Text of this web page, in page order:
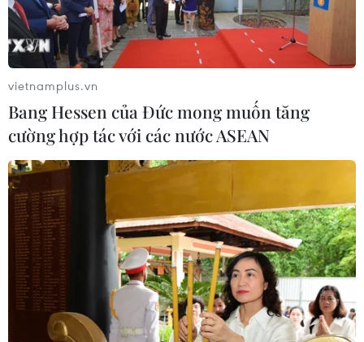
Facebook sẽ chuyển đổi tập trung hơn vào
quyền riêng tư, tăng mã hóa
07/03/2019 00:58
Giám đốc điều hành (CEO) Facebook Mark Zuckerberg
đã đăng một bài viết 3.000 từ phác thảo một tương lai
mà hãng công nghệ này sẽ "tập trung hơn vào quyền
vietnamplus.vn
Bang Hessen của Đức mong muốn tăng
cường hợp tác với các nước ASEAN